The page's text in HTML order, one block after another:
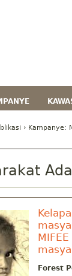
› Kampanye:
Forest